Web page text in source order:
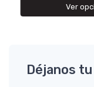
Ver
Déjanos